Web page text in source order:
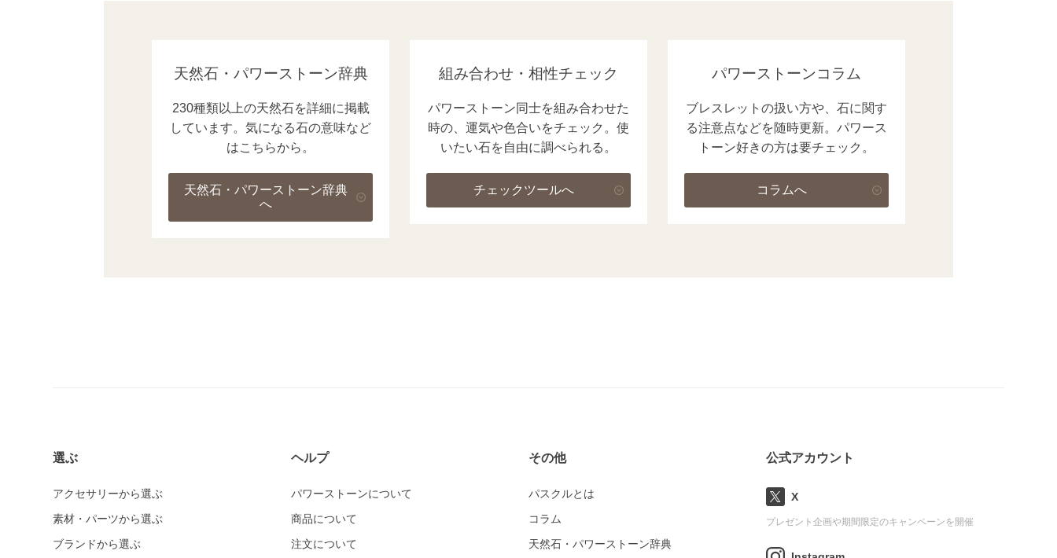
天然石・パワーストーン辞典
230種類以上の天然石を詳細に掲載
しています。気になる石の意味など
はこちらから。
天然石・パワーストーン辞典
へ
組み合わせ・相性チェック
パワーストーン同士を組み合わせた
時の、運気や色合いをチェック。使
いたい石を自由に調べられる。
チェックツールへ
パワーストーンコラム
ブレスレットの扱い方や、石に関す
る注意点などを随時更新。パワース
トーン好きの方は要チェック。
コラムへ
選ぶ
アクセサリーから選ぶ
素材・パーツから選ぶ
ブランドから選ぶ
ヘルプ
パワーストーンについて
商品について
注文について
その他
パスクルとは
コラム
天然石・パワーストーン辞典
公式アカウント
X
プレゼント企画や期間限定のキャンペーンを開催